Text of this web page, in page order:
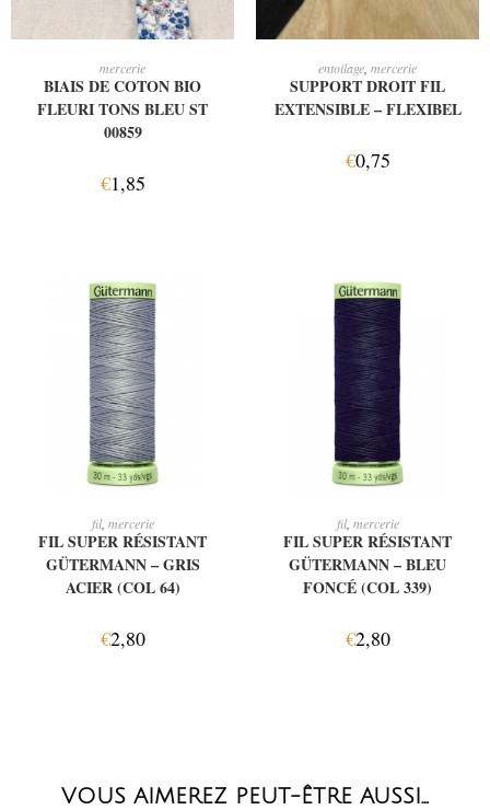
mercerie
BIAIS DE COTON BIO
FLEURI TONS BLEU ST
00859
€1,85
CHOIX DES OPTIONS
entoilage mercerie
SUPPORT DROIT FIL
EXTENSIBLE – FLEXIBEL
€0,75
AJOUTER AU PANIER
fil, mercerie
FIL SUPER RÉSISTANT
GÜTERMANN – GRIS
ACIER (COL 64)
€2,80
AJOUTER AU PANIER
fil, mercerie
FIL SUPER RÉSISTANT
GÜTERMANN – BLEU
FONCÉ (COL 339)
€2,80
VOUS AIMEREZ PEUT-ÊTRE AUSSI…